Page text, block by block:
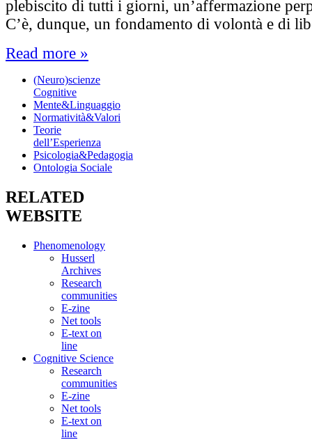
plebiscito di tutti i giorni, un’affermazione
C’è, dunque, un fondamento di volontà e di
Read more »
(Neuro)scienze
Cognitive
Mente&Linguaggio
Normatività&Valori
Teorie
dell’Esperienza
Psicologia&Pedagogia
Ontologia Sociale
RELATED
WEBSITE
Phenomenology
Husserl
Archives
Research
communities
E-zine
Net tools
E-text on
line
Cognitive Science
Research
communities
E-zine
Net tools
E-text on
line